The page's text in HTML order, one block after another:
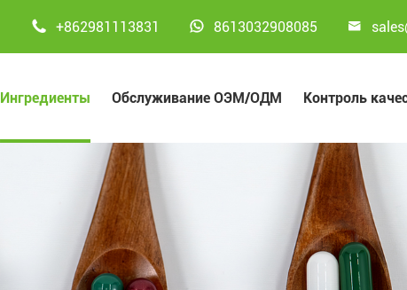
 +862981113831  8613032908085 
Ингредиенты Обслуживание ОЭМ/ОДМ Контроль